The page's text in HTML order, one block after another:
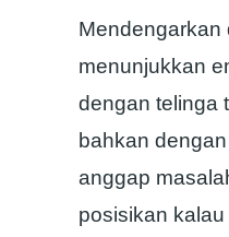
Mendengarkan
menunjukkan
dengan telinga
bahkan
anggap
posisikan